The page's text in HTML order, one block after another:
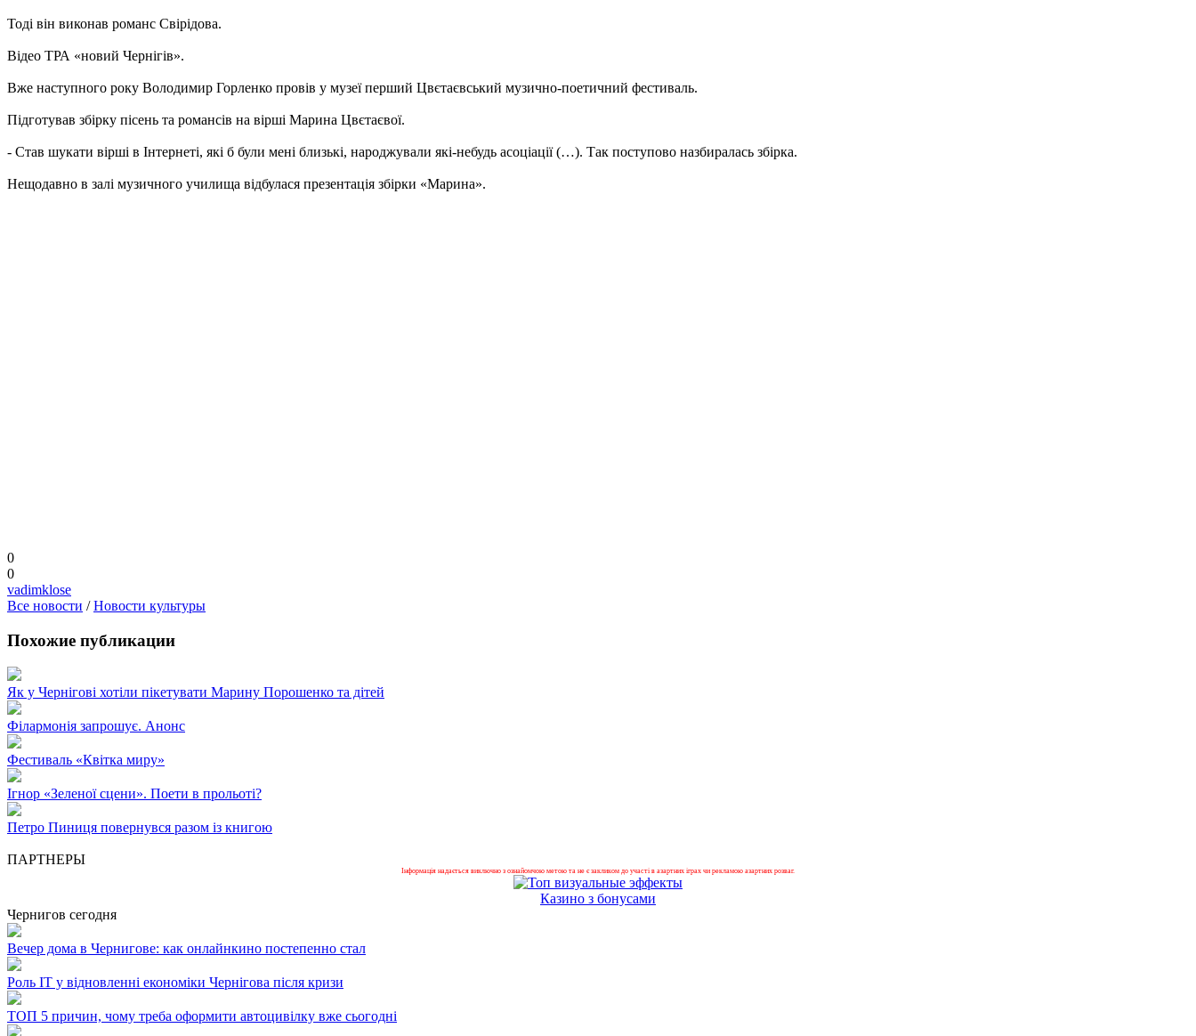
Тоді він виконав романс Свірідова.
Відео ТРА «новий Чернігів».
Вже наступного року Володимир Горленко провів у музеї перший Цвєтаєвський музично-поетичний фестиваль.
Підготував збірку пісень та романсів на вірші Марина Цвєтаєвої.
- Став шукати вірші в Інтернеті, які б були мені близькі, народжували які-небудь асоціації (…). Так поступово назбиралась збірка.
Нещодавно в залі музичного училища відбулася презентація збірки «Марина».
0
0
vadimklose
Все новости /Новости культуры
Похожие публикации
Як у Чернігові хотіли пікетувати Марину Порошенко та дітей
Філармонія запрошує. Анонс
Фестиваль «Квітка миру»
Ігнор «Зеленої сцени». Поети в прольоті?
Петро Пиниця повернувся разом із книгою
ПАРТНЕРЫ
Інформація надається виключно з ознайомчою метою та не є закликом до участі в азартних іграх чи рекламою азартних розваг.
Казино з бонусами
Чернигов сегодня
Вечер дома в Чернигове: как онлайнкино постепенно стал
Роль ІТ у відновленні економіки Чернігова після кризи
ТОП 5 причин, чому треба оформити автоцивілку вже сьогодні